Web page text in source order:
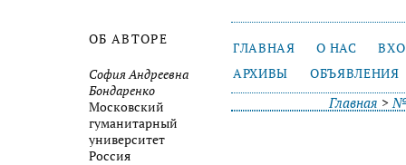
ОБ АВТОРЕ
София Андреевна
Бондаренко
Московский
гуманитарный
университет
Россия
ГЛАВНАЯ О НАС
АРХИВЫ
ОБЪЯВЛЕНИЯ
Главная >№